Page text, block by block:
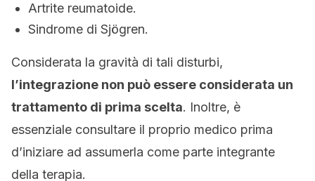
Artrite reumatoide.
Sindrome di Sjögren.
Considerata la gravità di tali disturbi,
l’integrazione non può essere considerata un
trattamento di prima scelta. Inoltre, è
essenziale consultare il proprio medico prima
d’iniziare ad assumerla come parte integrante
della terapia.